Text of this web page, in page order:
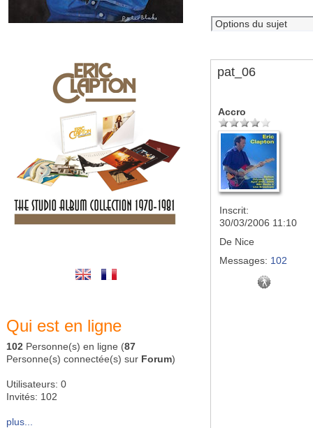
Qui est en ligne
102 Personne(s) en ligne (87
Personne(s) connectée(s) sur Forum)
Utilisateurs: 0
Invités: 102
plus...
pat_06
Accro
Inscrit:
30/03/2006 11:10
De Nice
Messages: 102